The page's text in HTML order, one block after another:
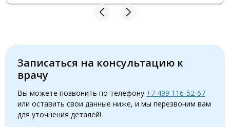
Записаться на консультацию к
врачу
Вы можете позвонить по телефону +7 499 116-52-67
или оставить свои данные ниже, и мы перезвоним вам
для уточнения деталей!